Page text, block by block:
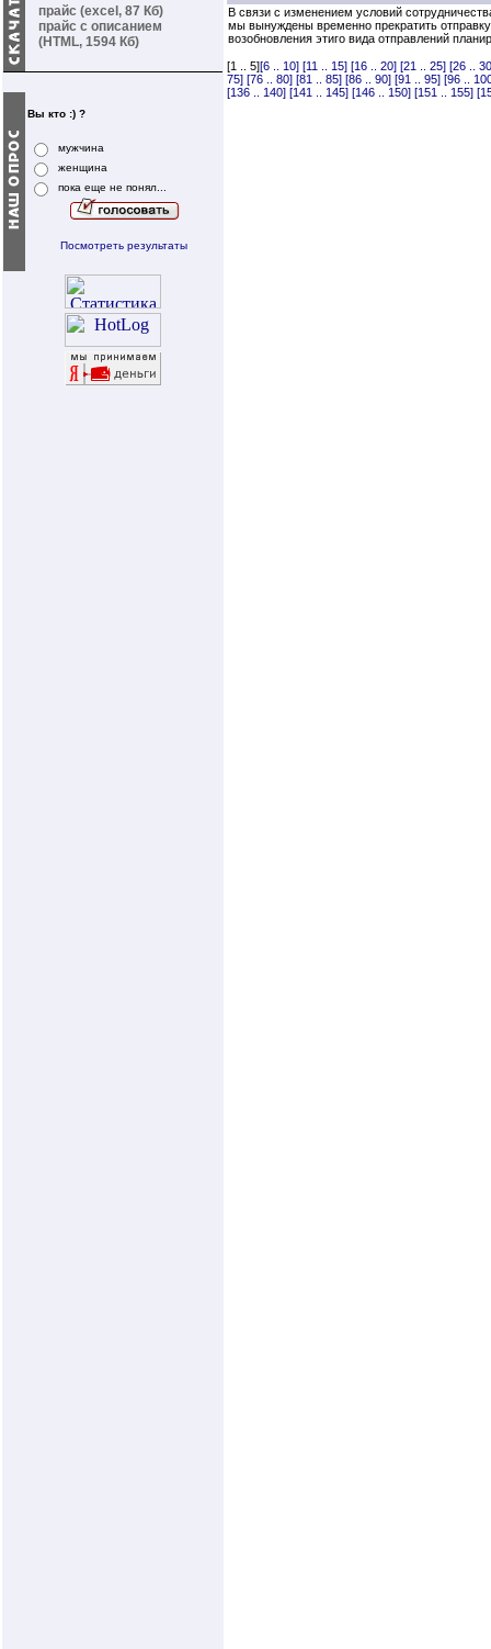
прайс (excel, 87 Кб)
прайс с описанием
(HTML, 1594 Кб)
Вы кто :) ?
мужчина
женщина
пока еще не понял...
Посмотреть результаты
В связи с изменением условий
мы вынуждены временно прекратить
возобновления этиго вида отправлений
[1 .. 5][6 .. 10] [11 .. 15] [16 .. 20] [21 .. 25] [26 ..
75] [76 .. 80] [81 .. 85] [86 .. 90] [91 .. 95] [96 ..
[136 .. 140] [141 .. 145] [146 .. 150] [151 .. 155]